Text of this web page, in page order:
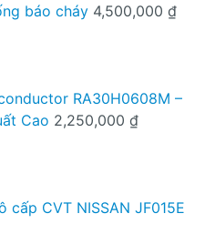
báo cháy 4,500,000 ₫
RA30H0608M –
Cao 2,250,000 ₫
CVT NISSAN JF015E